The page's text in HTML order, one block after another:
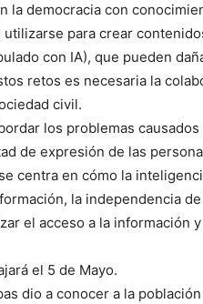
la democracia con
para crear
con IA), que pueden
retos es necesaria la
civil.
los problemas
de expresión de las
centra en cómo la
la independencia
el acceso a la información
el 5 de Mayo.
dio a conocer a la